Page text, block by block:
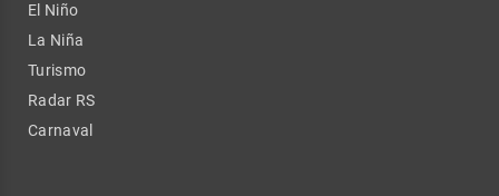
El Niño
La Niña
Turismo
Radar RS
Carnaval